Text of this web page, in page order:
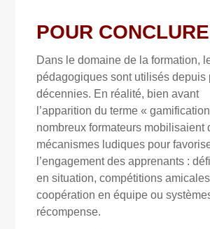
POUR CONCLURE
Dans le domaine de la formation,
pédagogiques sont utilisés depuis
décennies. En réalité, bien avant
l’apparition du terme «
nombreux formateurs mobilisaient
mécanismes ludiques pour
l’engagement des apprenants :
en situation, compétitions
coopération en équipe ou
récompense.